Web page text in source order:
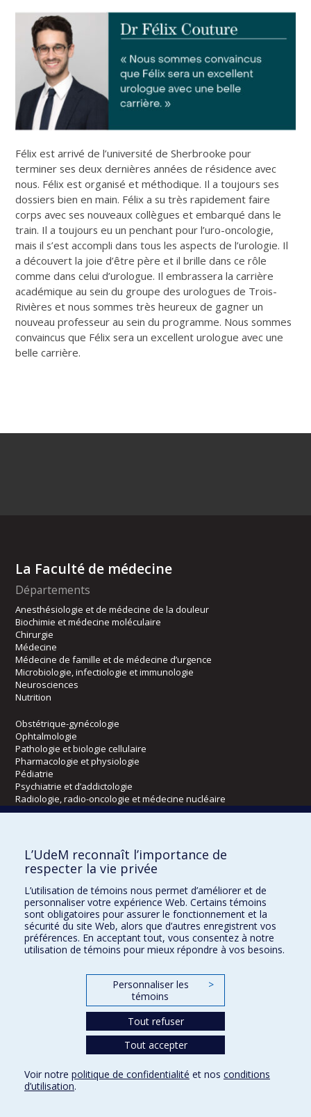
Félix est arrivé de l’université de Sherbrooke pour
terminer ses deux dernières années de résidence avec
nous. Félix est organisé et méthodique. Il a toujours ses
dossiers bien en main. Félix a su très rapidement faire
corps avec ses nouveaux collègues et embarqué dans le
train. Il a toujours eu un penchant pour l’uro-oncologie,
mais il s’est accompli dans tous les aspects de l’urologie. Il
a découvert la joie d’être père et il brille dans ce rôle
comme dans celui d’urologue. Il embrassera la carrière
académique au sein du groupe des urologues de Trois-
Rivières et nous sommes très heureux de gagner un
nouveau professeur au sein du programme. Nous sommes
convaincus que Félix sera un excellent urologue avec une
belle carrière.
La Faculté de médecine
Départements
Anesthésiologie et de médecine de la douleur
Biochimie et médecine moléculaire
Chirurgie
Médecine
Médecine de famille et de médecine d’urgence
Microbiologie, infectiologie et immunologie
Neurosciences
Nutrition
Obstétrique-gynécologie
Ophtalmologie
Pathologie et biologie cellulaire
Pharmacologie et physiologie
Pédiatrie
Psychiatrie et d’addictologie
Radiologie, radio-oncologie et médecine nucléaire
Écoles
Kinésiologie et des sciences de l’activité physique
Orthophonie et audiologie
Réadaptation
Directions
DPC
CPASS
L’UdeM reconnaît l’importance de
respecter la vie privée
L’utilisation de témoins nous permet d’améliorer et de
personnaliser votre expérience Web. Certains témoins
sont obligatoires pour assurer le fonctionnement et la
sécurité du site Web, alors que d’autres enregistrent vos
préférences. En acceptant tout, vous consentez à notre
utilisation de témoins pour mieux répondre à vos besoins.
Personnaliser les
témoins
>
Tout refuser
Tout accepter
Voir notre politique de confidentialité et nos conditions
d’utilisation.